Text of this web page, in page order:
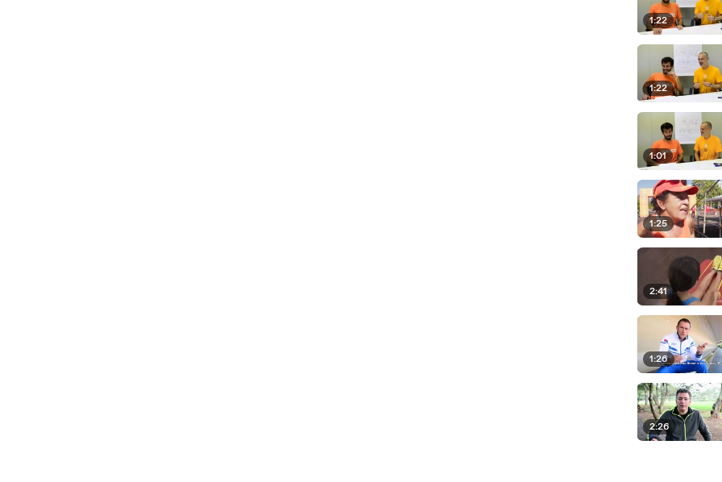
1:22
1:22
1:01
1:25
2:41
1:26
2:26